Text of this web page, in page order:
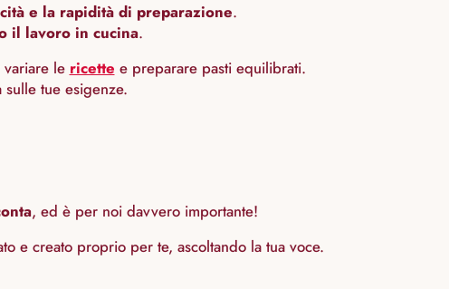
e la rapidità di preparazione.
il lavoro in cucina.
le ricette e preparare pasti equilibrati.
tue esigenze.
, ed è per noi davvero importante!
e creato proprio per te, ascoltando la tua voce.